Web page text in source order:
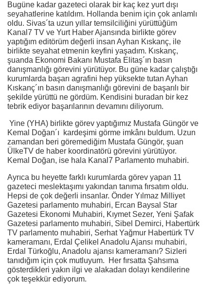
Bugüne kadar gazeteci olarak bir kaç kez yurt dışı
seyahatlerine katıldım. Hollanda benim için çok anlamlı
oldu. Sivas´ta uzun yıllar temsilciliğini yürüttüğüm
Kanal7 TV ve Yurt Haber Ajansında birlikte görev
yaptığım editörüm değerli insan Ayhan Kıskanç, ile
birlikte seyahat etmenin keyfini yaşadım. Kıskanç,
şuanda Ekonomi Bakanı Mustafa Elitaş´ın basın
danışmanlığı görevini yürütüyor. Bu güne kadar çalıştığı
kurumlarda başarı agrafini hep yüksekte tutan Ayhan
Kıskanç´ın basın danışmanlığı görevini de başarılı bir
şekilde yürüttü ne gördüm. Kendisini buradan bir kez
tebrik ediyor başarılarının devamını diliyorum.
Yine (YHA) birlikte görev yaptığımız Mustafa Güngör ve
Kemal Doğan´ı kardeşimi görme imkânı buldum. Uzun
zamandan beri göremediğim Mustafa Güngör, şuan
ÜlkeTV de haber koordinatörü görevini yürütüyor.
Kemal Doğan, ise hala Kanal7 Parlamento muhabiri.
Ayrıca bu heyette farklı kurumlarda görev yapan 11
gazeteci meslektaşımı yakından tanıma fırsatım oldu.
Hepsi de çok değerli insanlar. Önder Yılmaz Milliyet
Gazetesi parlamento muhabiri, Ercan Baysal Star
Gazetesi Ekonomi Muhabiri, Kıymet Sezer, Yeni Şafak
Gazetesi parlamento muhabiri, Sibel Demirci, Habertürk
TV parlamento muhabiri, Serhat Yağmur Habertürk TV
kameramanı, Erdal Çelikel Anadolu Ajansı muhabiri,
Erdal Türkoğlu, Anadolu ajansı kameramanı? Sizleri
tanıdığım için çok mutluyum. Her fırsatta Şahsıma
gösterdikleri yakın ilgi ve alakadan dolayı kendilerine
çok teşekkür ediyorum.